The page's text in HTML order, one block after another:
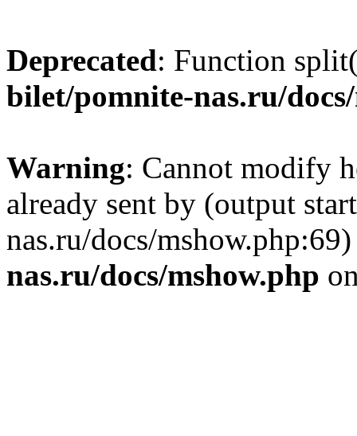
Deprecated: Function
bilet/pomnite-nas.ru/
Warning: Cannot modify
already sent by (output
nas.ru/docs/
nas.ru/docs/mshow.php